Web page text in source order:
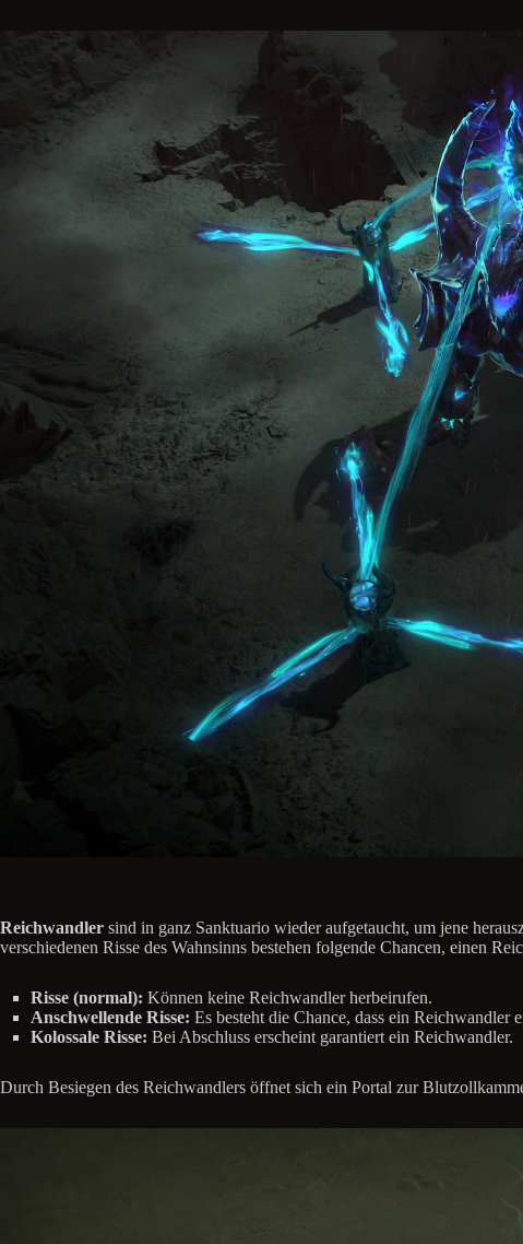
Reichwandler sind in ganz Sanktuario wieder aufgetaucht, um jene
verschiedenen Risse des Wahnsinns bestehen folgende Chancen, einen
Risse (normal): Können keine Reichwandler herbeirufen.
Anschwellende Risse: Es besteht die Chance, dass ein Reichwandler
Kolossale Risse: Bei Abschluss erscheint garantiert ein Reichwandler.
Durch Besiegen des Reichwandlers öffnet sich ein Portal zur